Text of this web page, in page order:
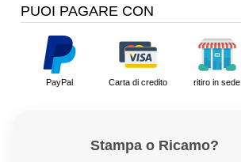
PUOI PAGARE CON
PayPal Carta di credito ritiro in sede
Stampa o Ricamo?